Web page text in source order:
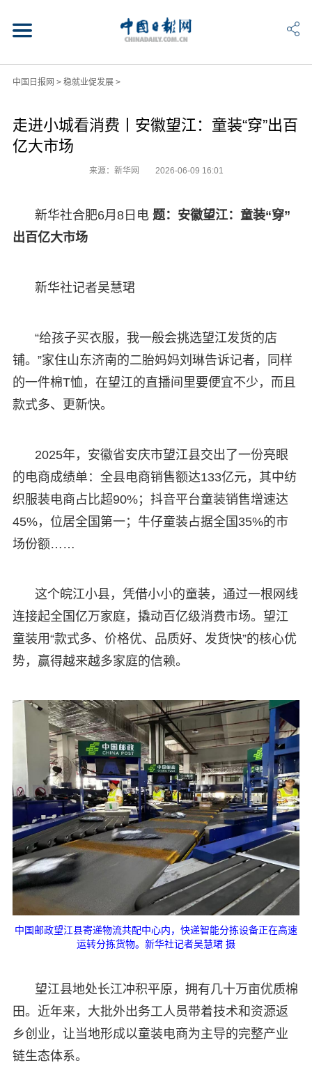
中国日报网 > 稳就业促发展>
走进小城看消费丨安徽望江：童装“穿”出百
亿大市场
来源：新华网 2026-06-09 16:01
新华社合肥6月8日电 题：安徽望江：童装“穿”
出百亿大市场
新华社记者吴慧珺
“给孩子买衣服，我一般会挑选望江发货的店
铺。”家住山东济南的二胎妈妈刘琳告诉记者，同样
的一件棉T恤，在望江的直播间里要便宜不少，而且
款式多、更新快。
2025年，安徽省安庆市望江县交出了一份亮眼
的电商成绩单：全县电商销售额达133亿元，其中纺
织服装电商占比超90%；抖音平台童装销售增速达
45%，位居全国第一；牛仔童装占据全国35%的市
场份额……
这个皖江小县，凭借小小的童装，通过一根网线
连接起全国亿万家庭，撬动百亿级消费市场。望江
童装用“款式多、价格优、品质好、发货快”的核心优
势，赢得越来越多家庭的信赖。
中国邮政望江县寄递物流共配中心内，快递智能分拣设备正在高速
运转分拣货物。新华社记者吴慧珺 摄
望江县地处长江冲积平原，拥有几十万亩优质棉
田。近年来，大批外出务工人员带着技术和资源返
乡创业，让当地形成以童装电商为主导的完整产业
链生态体系。